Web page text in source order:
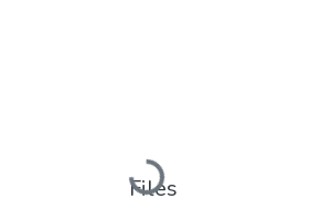
Loading...
Files